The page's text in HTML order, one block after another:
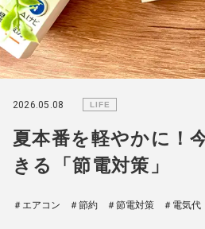
2026.05.08 LIFE
夏本番を軽やかに！
きる「節電対策」
＃エアコン ＃節約 ＃節電対策 ＃電気代